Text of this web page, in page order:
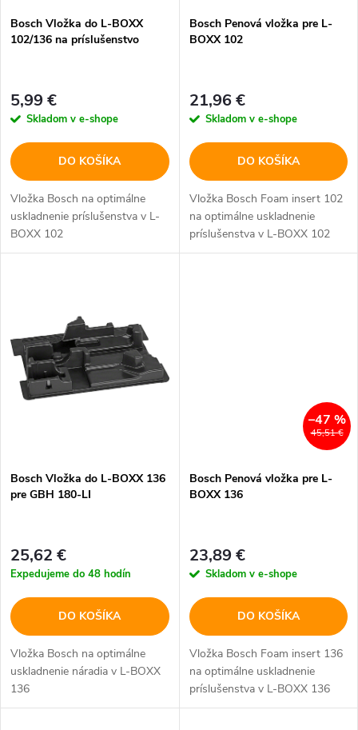
p
o
d
u
k
v
p
r
o
d
u
k
t
v
Bosch Vložka do L-BOXX
102/136 na príslušenstvo
5,99 €
Skladom v e-shope
DO KOŠÍKA
Vložka Bosch na optimálne
uskladnenie príslušenstva v L-
BOXX 102
Bosch Penová vložka pre L-
BOXX 102
21,96 €
Skladom v e-shope
DO KOŠÍKA
Vložka Bosch Foam insert 102
na optimálne uskladnenie
príslušenstva v L-BOXX 102
Bosch Vložka do L-BOXX 136
pre GBH 180-LI
25,62 €
Expedujeme do 48 hodín
DO KOŠÍKA
Vložka Bosch na optimálne
uskladnenie náradia v L-BOXX
136
45,51 €
–47 %
Bosch Penová vložka pre L-
BOXX 136
23,89 €
Skladom v e-shope
DO KOŠÍKA
Vložka Bosch Foam insert 136
na optimálne uskladnenie
príslušenstva v L-BOXX 136